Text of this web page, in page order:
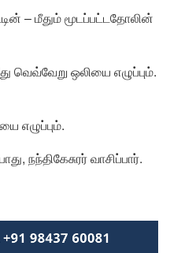
– மீதும் மூடப்பட்டதோலின்
வெவ்வேறு ஒலியை எழுப்பும்.
எழுப்பும்.
வாசிப்பார்.